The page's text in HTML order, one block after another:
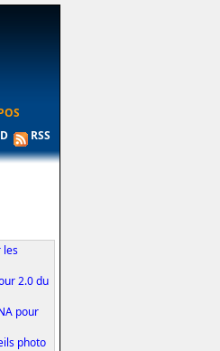
RSS
les
2.0 du
pour
photo